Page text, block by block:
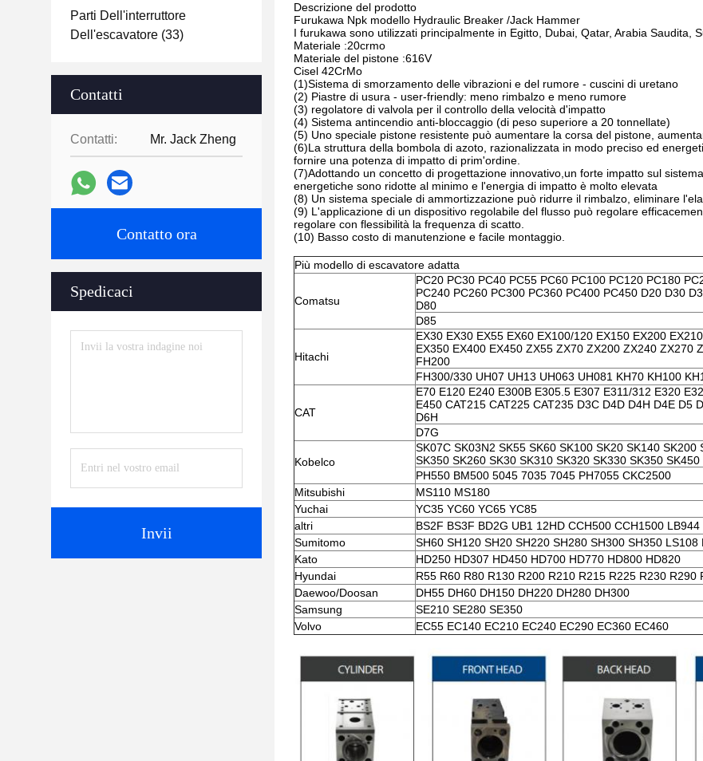
Parti Dell'interruttore
Dell'escavatore (33)
Contatti
Contatti: Mr. Jack Zheng
Contatto ora
Spedicaci
Invii
Descrizione del prodotto
Furukawa Npk modello Hydraulic Breaker /Jack Hammer
I furukawa sono utilizzati principalmente in Egitto, Dubai, Qatar, Arabia Saudita,
Materiale :20crmo
Materiale del pistone :616V
Cisel 42CrMo
(1)Sistema di smorzamento delle vibrazioni e del rumore - cuscini di uretano
(2) Piastre di usura - user-friendly: meno rimbalzo e meno rumore
(3) regolatore di valvola per il controllo della velocità d'impatto
(4) Sistema antincendio anti-bloccaggio (di peso superiore a 20 tonnellate)
(5) Uno speciale pistone resistente può aumentare la corsa del pistone,
(6)La struttura della bombola di azoto, razionalizzata in modo preciso ed
fornire una potenza di impatto di prim'ordine.
(7)Adottando un concetto di progettazione innovativo,un forte impatto sul
energetiche sono ridotte al minimo e l'energia di impatto è molto elevata
(8) Un sistema speciale di ammortizzazione può ridurre il rimbalzo, eliminare
(9) L'applicazione di un dispositivo regolabile del flusso può regolare
regolare con flessibilità la frequenza di scatto.
(10) Basso costo di manutenzione e facile montaggio.
Più modello di escavatore adatta
Comatsu
PC20 PC30 PC40 PC55 PC60 PC100 PC120 PC180
PC240 PC260 PC300 PC360 PC400 PC450 D20 D30
D80
D85
Hitachi
EX30 EX30 EX55 EX60 EX100/120 EX150 EX200
EX350 EX400 EX450 ZX55 ZX70 ZX200 ZX240 ZX270
FH200
FH300/330 UH07 UH13 UH063 UH081 KH70 KH100
CAT
E70 E120 E240 E300B E305.5 E307 E311/312 E320
E450 CAT215 CAT225 CAT235 D3C D4D D4H D4E D5
D6H
D7G
Kobelco
SK07C SK03N2 SK55 SK60 SK100 SK20 SK140 SK200
SK350 SK260 SK30 SK310 SK320 SK330 SK350 SK450
PH550 BM500 5045 7035 7045 PH7055 CKC2500
Mitsubishi
MS110 MS180
Yuchai
YC35 YC60 YC65 YC85
altri
BS2F BS3F BD2G UB1 12HD CCH500 CCH1500 LB944
Sumitomo
SH60 SH120 SH20 SH220 SH280 SH300 SH350 LS108
Kato
HD250 HD307 HD450 HD700 HD770 HD800 HD820
Hyundai
R55 R60 R80 R130 R200 R210 R215 R225 R230 R290
Daewoo/Doosan
DH55 DH60 DH150 DH220 DH280 DH300
Samsung
SE210 SE280 SE350
Volvo
EC55 EC140 EC210 EC240 EC290 EC360 EC460